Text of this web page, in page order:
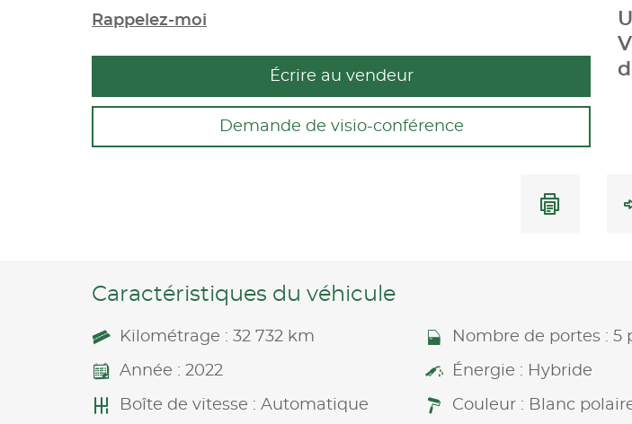
Rappelez-moi
Écrire au vendeur
Demande de visio-conférence
Caractéristiques du véhicule
Kilométrage : 32 732 km Nombre de portes : 5
Année : 2022 Énergie : Hybride
Boîte de vitesse : Automatique Couleur : Blanc